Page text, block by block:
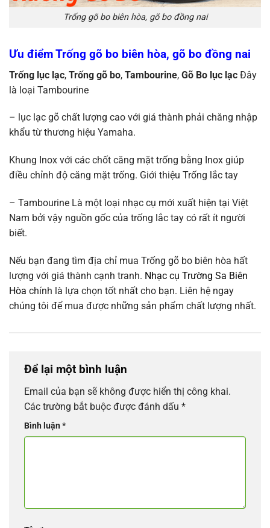
Trống gõ bo biên hòa, gõ bo đồng nai
Ưu điểm Trống gõ bo biên hòa, gõ bo đồng nai
Trống lục lạc, Trống gõ bo, Tambourine, Gõ Bo lục lạc Đây
là loại Tambourine
– lục lạc gõ chất lượng cao với giá thành phải chăng nhập
khẩu từ thương hiệu Yamaha.
Khung Inox với các chốt căng mặt trống bằng Inox giúp
điều chỉnh độ căng mặt trống. Giới thiệu Trống lắc tay
– Tambourine Là một loại nhạc cụ mới xuất hiện tại Việt
Nam bởi vậy nguồn gốc của trống lắc tay có rất ít người
biết.
Nếu bạn đang tìm địa chỉ mua Trống gõ bo biên hòa hất
lượng với giá thành cạnh tranh. Nhạc cụ Trường Sa Biên
Hòa chính là lựa chọn tốt nhất cho bạn. Liên hệ ngay
chúng tôi để mua được những sản phẩm chất lượng nhất.
Để lại một bình luận
Email của bạn sẽ không được hiển thị công khai.
Các trường bắt buộc được đánh dấu *
Bình luận*